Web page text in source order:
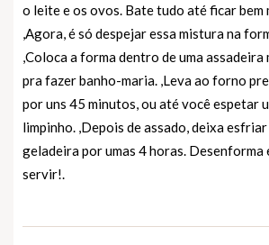
o leite e os ovos. Bate tudo até ficar bem
,Agora, é só despejar essa mistura na
,Coloca a forma dentro de uma assadeira
pra fazer banho-maria. ,Leva ao forno
por uns 45 minutos, ou até você espetar
limpinho. ,Depois de assado, deixa
geladeira por umas 4 horas.
servir!.